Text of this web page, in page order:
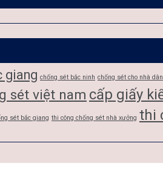
giang chống sét bắc ninh chống sét cho nhà dân
sét việt nam cấp giấy
sét bắc giang thi công chống sét nhà xưởng thi